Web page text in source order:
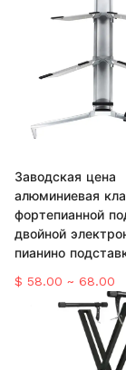
Заводская цена
алюминиевая
фортепианной
двойной
пианино
$ 58.00 ~ 68.00